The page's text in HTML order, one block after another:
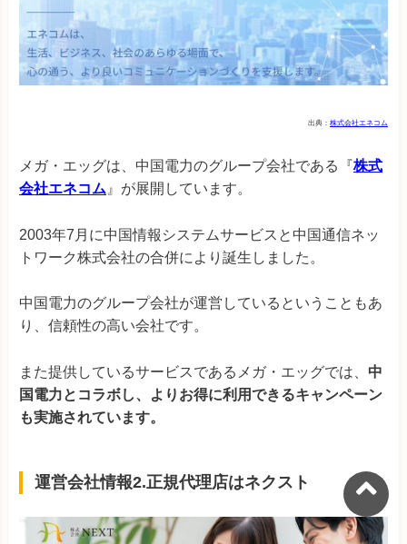
出典： 株式会社エネコム
メガ・エッグは、中国電力のグループ会社である『株式
会社エネコム 』が展開しています。
2003年7月に中国情報システムサービスと中国通信ネッ
トワーク株式会社の合併により誕生しました。
中国電力のグループ会社が運営しているということもあ
り、信頼性の高い会社です。
また提供しているサービスであるメガ・エッグでは、 中
国電力とコラボし、よりお得に利用できるキャンペーン
も実施されています。
運営会社情報2.正規代理店はネクスト